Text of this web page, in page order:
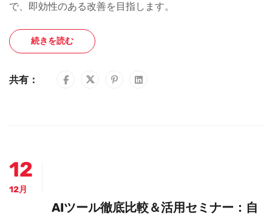
で、即効性のある改善を目指します。
続きを読む
共有：
12
12月
AIツール徹底比較＆活用セミナー：自